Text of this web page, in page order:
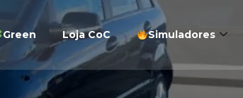
Green Loja CoC Simuladores